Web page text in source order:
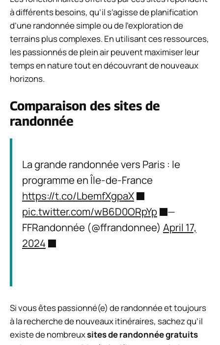
à différents besoins, qu’il s’agisse de planification
d’une randonnée simple ou de l’exploration de
terrains plus complexes. En utilisant ces ressources,
les passionnés de plein air peuvent maximiser leur
temps en nature tout en découvrant de nouveaux
horizons.
Comparaison des sites de
randonnée
La grande randonnée vers Paris : le
programme en Île-de-France
https://t.co/LbemfXgpaX
pic.twitter.com/wB6D0ORpYp
—
FFRandonnée (@ffrandonnee) April 17,
2024
Si vous êtes passionné(e) de randonnée et toujours
à la recherche de nouveaux itinéraires, sachez qu’il
existe de nombreuxsites de randonnée gratuits